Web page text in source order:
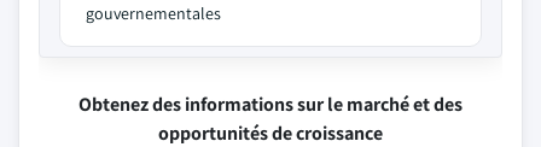
gouvernementales
Obtenez des informations sur le marché et des
opportunités de croissance